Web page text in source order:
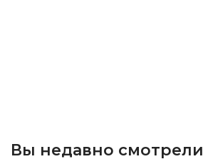
Вы недавно смотрели